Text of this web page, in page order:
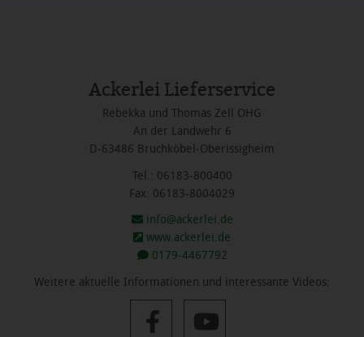
Ackerlei Lieferservice
Rebekka und Thomas Zell OHG
An der Landwehr 6
D-63486 Bruchköbel-Oberissigheim
Tel.: 06183-800400
Fax: 06183-8004029
info@ackerlei.de
www.ackerlei.de
0179-4467792
Weitere aktuelle Informationen und interessante Videos: